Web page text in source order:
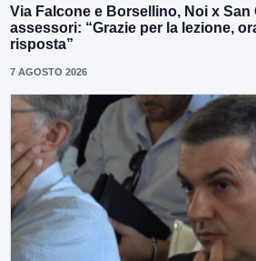
Via Falcone e Borsellino, Noi x
assessori: “Grazie per la lezione,
risposta”
7 AGOSTO 2026